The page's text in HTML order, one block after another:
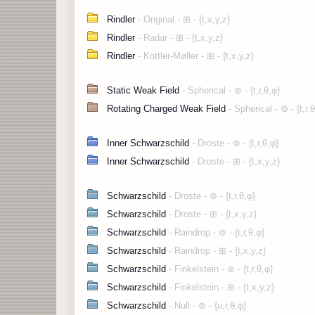
{k, 1, n}, {l, 1, n}], {i, 1, n}, {j, 1, n}]];
"F"^μσ -> MatrixForm[f]
џ=ParallelTable[smp[Sum[
it[[i, k]] F[[k, j]], {k, 1, n}]],
{i, 1, n}, {j, 1, n}];
chr=ParallelTable[smp[(1/2)Sum[(it[[i, s]])
(D[mt[[s, j]], x[[k]]]+D[mt[[s, k]], x[[j]]] -
{Subsuperscript["Γ", ToString[j] <>
{i, 1, n}, {j, 1, n}, {k, 1, j}];
TableForm[DeleteCases[Flatten[crs], Null]]
"gemischter
rmn=ParallelTable[smp[
D[chr[[i, j, l]], x[[k]]] - D[chr[[i, j, k]],
Sum[chr[[s, j, l]] chr[[i, k, s]] -
chr[[s, j, k]] chr[[i, l, s]],
{s, 1, n}]], {i, 1, n}, {j, 1, n}, {k, 1, n},
rie=ParallelTable[If[UnsameQ[rmn[[i, j, k, l]],
{Subsuperscript["R", ToString[j] <>
{i, 1, n}, {j, 1, n}, {k, 1, n}, {l, 1, k - 1}];
TableForm[DeleteCases[Flatten[rie], Null]]
(* kovarianter
rcv=ParallelTable[Sum[mt[[i, j]] rmn[[j, k,
{i, 1, n}, {k, 1, n}, {l, 1, n}, {m, 1, n}];
mx=Table[smp[Sum[
it[[i, k]] mt[[k, j]], {k, 1, n}]],
{i, 1, n}, {j, 1, n}];
Subsuperscript["g", "μ", "σ"] -> MatrixForm[mx]
md=Det[mt]; "|g|" -> smp[md]
"r als
r=smp[Sqrt[-a^2+X^2+Y^2+Z^2+Sqrt[(a^2-X^2-
A=℧ r^3/(r^4+a^2+Z^2){1,(r X+a Y)/
Subscript["A", μ]->smp[A]
F=ParallelTable[smp[((D[A[[j]], x[[k]]]-
f=smp[ParallelTable[Sum[
it[[i, k]] it[[j, l]] F[[k, l]],
{k, 1, n}, {l, 1, n}], {i, 1, n}, {j, 1, n}]];
џ=ParallelTable[smp[Sum[
it[[i, k]] F[[k, j]], {k, 1, n}]],
{i, 1, n}, {j, 1, n}];
Subsuperscript["F", "μ", "σ"] -> MatrixForm[џ]
(D[mt[[s, j]], x[[k]]]+D[mt[[s, k]], x[[j]]] -